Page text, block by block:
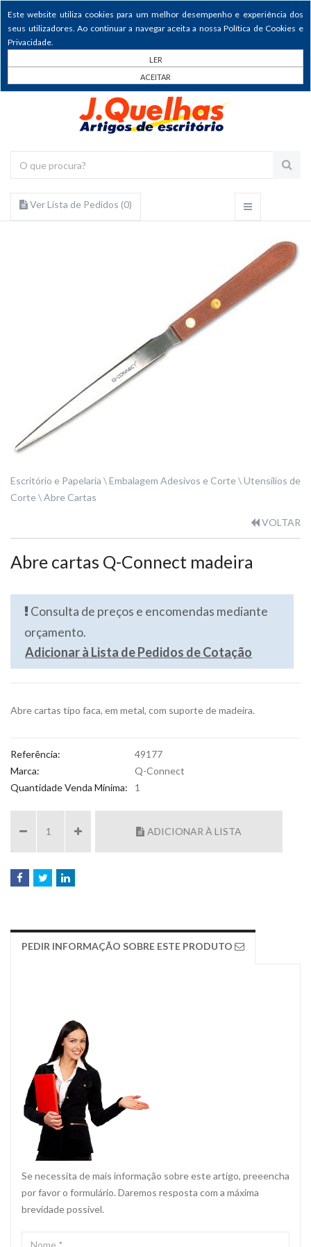
Este website utiliza cookies para um melhor desempenho e experiência dos
seus utilizadores. Ao continuar a navegar aceita a nossa Política de Cookies e
Privacidade.
LER
ACEITAR
Ver Lista de Pedidos (0)
Escritório e Papelaria Embalagem Adesivos e Corte
Utensílios de
Corte
Abre Cartas
VOLTAR
Abre cartas Q-Connect madeira
Consulta de preços e encomendas mediante
orçamento.
Adicionar à Lista de Pedidos de Cotação
Abre cartas tipo faca, em metal, com suporte de madeira.
Referência:
49177
Marca:
Q-Connect
Quantidade Venda Mínima:
1
ADICIONAR À LISTA
PEDIR INFORMAÇÃO SOBRE ESTE PRODUTO
Se necessita de mais informação sobre este artigo, preeencha
por favor o formulário. Daremos resposta com a máxima
brevidade possivel.